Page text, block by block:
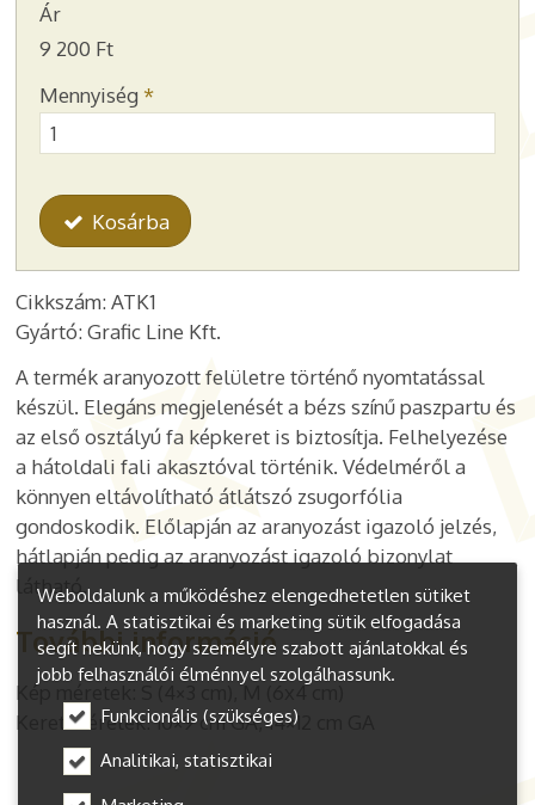
Ár
9 200 Ft
Mennyiség *
Kosárba
Cikkszám: ATK1
Gyártó: Grafic Line Kft.
A termék aranyozott felületre történő nyomtatással
készül. Elegáns megjelenését a bézs színű paszpartu és
az első osztályú fa képkeret is biztosítja. Felhelyezése
a hátoldali fali akasztóval történik. Védelméről a
könnyen eltávolítható átlátszó zsugorfólia
gondoskodik. Előlapján az aranyozást igazoló jelzés,
hátlapján pedig az aranyozást igazoló bizonylat
látható.
További információ
Kép méretek: S (4×3 cm), M (6x4 cm)
Keret méretek: 10×9 cm GA, 14×12 cm GA
Weboldalunk a működéshez elengedhetetlen sütiket
használ. A statisztikai és marketing sütik elfogadása
segít nekünk, hogy személyre szabott ajánlatokkal és
jobb felhasználói élménnyel szolgálhassunk.
Funkcionális (szükséges)
Analitikai, statisztikai